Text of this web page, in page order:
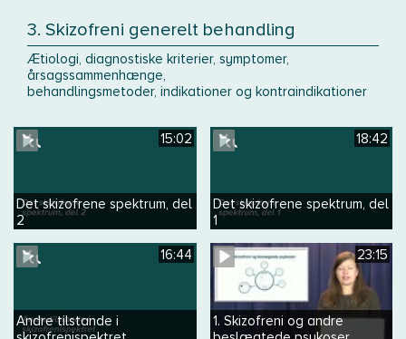
3. Skizofreni generelt behandling
Ætiologi, diagnostiske kriterier, symptomer,
årsagssammenhænge,
behandlingsmetoder, indikationer og kontraindikationer
15:02
Det skizofrene spektrum, del
2
18:42
Det skizofrene spektrum, del
1
16:44
Andre tilstande i
23:15
1. Skizofreni og andre